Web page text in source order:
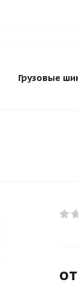
Грузовые
от